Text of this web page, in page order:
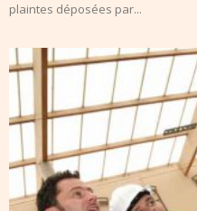
plaintes déposées par...